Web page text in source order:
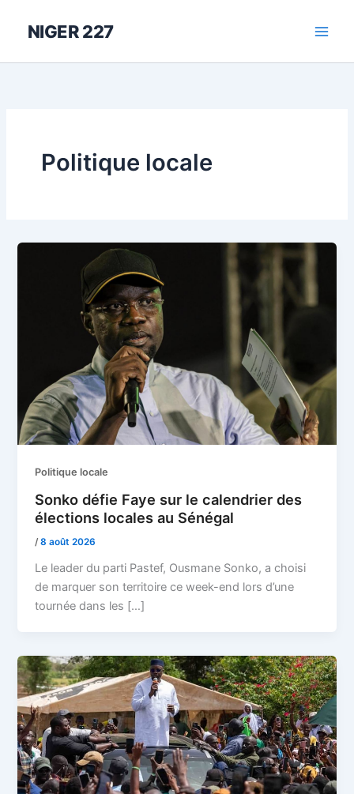
NIGER 227
Politique locale
Politique locale
Sonko défie Faye sur le calendrier des
élections locales au Sénégal
/8 août 2026
Le leader du parti Pastef, Ousmane Sonko, a choisi
de marquer son territoire ce week-end lors d’une
tournée dans les […]